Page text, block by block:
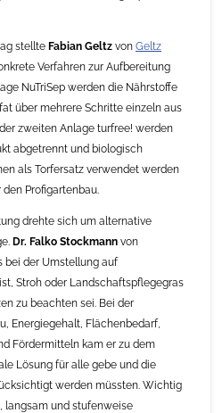
stellteFabian Geltz vonGeltz
Verfahren zur Aufbereitung
NuTriSep werden die Nährstoffe
über mehrere Schritte einzeln aus
zweiten Anlage turfree! werden
abgetrennt und biologisch
als Torfersatz verwendet werden
Profigartenbau.
drehte sich um alternative
Dr. Falko Stockmann von
bei der Umstellung auf
Stroh oder Landschaftspflegegras
zu beachten sei. Bei der
Energiegehalt, Flächenbedarf,
Fördermitteln kam er zu dem
Lösung für alle gebe und die
werden müssten. Wichtig
langsam und stufenweise